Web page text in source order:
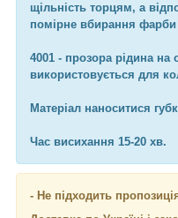
щільність торцям, а
помірне вбирання
4001 - прозора рідина на
використовується для
Матеріал наноситися
Час висихання 15-20 хв.
- Не підходить